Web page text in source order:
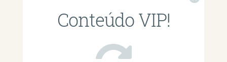
Conteúdo VIP!